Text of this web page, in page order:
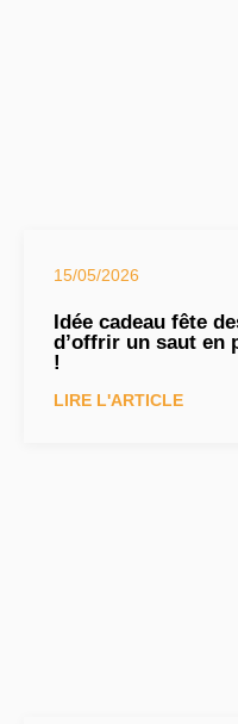
15/05/2026
Idée cadeau fête
d’offrir un saut en
!
LIRE L'ARTICLE